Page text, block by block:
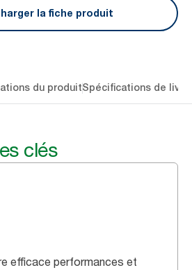
la fiche produit
du produitSpécifications de
clés
efficace performances et